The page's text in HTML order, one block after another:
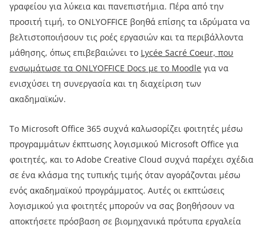
γραφείου για λύκεια και πανεπιστήμια. Πέρα από την
προσιτή τιμή, το ONLYOFFICE βοηθά επίσης τα ιδρύματα να
βελτιστοποιήσουν τις ροές εργασιών και τα περιβάλλοντα
μάθησης, όπως επιβεβαιώνει το Lycée Sacré Coeur, που
ενσωμάτωσε τα ONLYOFFICE Docs με το Moodle για να
ενισχύσει τη συνεργασία και τη διαχείριση των
ακαδημαϊκών.
Το Microsoft Office 365 συχνά καλωσορίζει φοιτητές μέσω
προγραμμάτων έκπτωσης λογισμικού Microsoft Office για
φοιτητές, και το Adobe Creative Cloud συχνά παρέχει σχέδια
σε ένα κλάσμα της τυπικής τιμής όταν αγοράζονται μέσω
ενός ακαδημαϊκού προγράμματος. Αυτές οι εκπτώσεις
λογισμικού για φοιτητές μπορούν να σας βοηθήσουν να
αποκτήσετε πρόσβαση σε βιομηχανικά πρότυπα εργαλεία